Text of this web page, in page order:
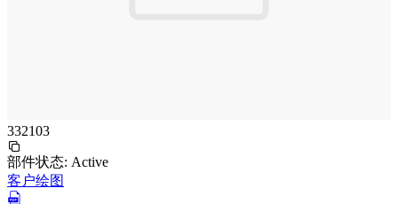
332103
部件状态: Active
客户绘图